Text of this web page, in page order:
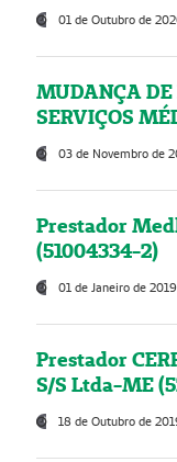
01 de Outubro de
MUDANÇA DE
SERVIÇOS
03 de Novembro de
Prestador
(51004334-2)
01 de Janeiro de 2019
Prestador
S/S Ltda-ME
18 de Outubro de